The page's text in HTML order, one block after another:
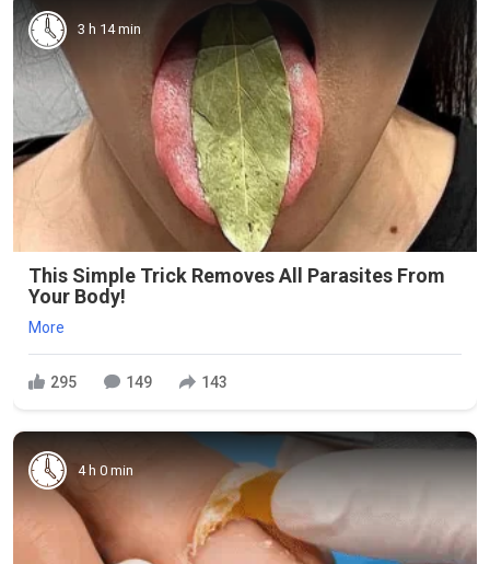
3 h 14 min
This Simple Trick Removes All Parasites From
Your Body!
More
295 149 143
4 h 0 min